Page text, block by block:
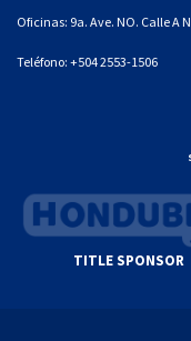
Oficinas: 9a. Ave. NO. Calle A
Teléfono: +504 2553-1506
TITLE SPONSOR